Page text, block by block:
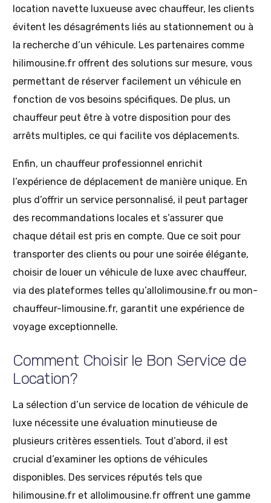
location navette luxueuse avec chauffeur, les clients
évitent les désagréments liés au stationnement ou à
la recherche d’un véhicule. Les partenaires comme
hilimousine.fr offrent des solutions sur mesure, vous
permettant de réserver facilement un véhicule en
fonction de vos besoins spécifiques. De plus, un
chauffeur peut être à votre disposition pour des
arrêts multiples, ce qui facilite vos déplacements.
Enfin, un chauffeur professionnel enrichit
l’expérience de déplacement de manière unique. En
plus d’offrir un service personnalisé, il peut partager
des recommandations locales et s’assurer que
chaque détail est pris en compte. Que ce soit pour
transporter des clients ou pour une soirée élégante,
choisir de louer un véhicule de luxe avec chauffeur,
via des plateformes telles qu’allolimousine.fr ou mon-
chauffeur-limousine.fr, garantit une expérience de
voyage exceptionnelle.
Comment Choisir le Bon Service de
Location?
La sélection d’un service de location de véhicule de
luxe nécessite une évaluation minutieuse de
plusieurs critères essentiels. Tout d’abord, il est
crucial d’examiner les options de véhicules
disponibles. Des services réputés tels que
hilimousine.fr et allolimousine.fr offrent une gamme